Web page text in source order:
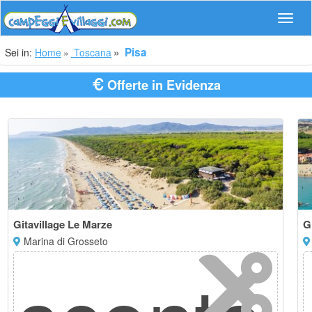
Sei in: Home Toscana Pisa
Offerte in Evidenza
Gitavillage Le Marze
Marina di Grosseto